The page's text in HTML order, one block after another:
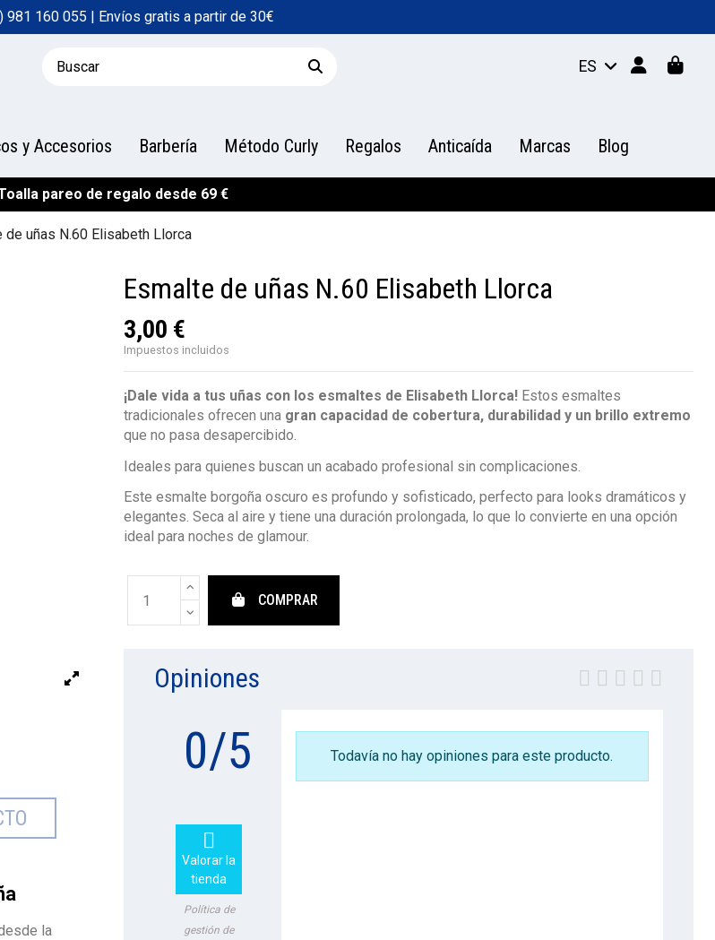
981 160 055 | Envíos gratis a partir de 30€
ES
y Accesorios Barbería Método Curly Regalos Anticaída Marcas Blog
pareo de regalo desde 69 €
de uñas N.60 Elisabeth Llorca
la
Esmalte de uñas N.60 Elisabeth Llorca
3,00 €
Impuestos incluidos
¡Dale vida a tus uñas con los esmaltes de Elisabeth Llorca! Estos esmaltes
tradicionales ofrecen una gran capacidad de cobertura, durabilidad y un brillo extremo
que no pasa desapercibido.
Ideales para quienes buscan un acabado profesional sin complicaciones.
Este esmalte borgoña oscuro es profundo y sofisticado, perfecto para looks dramáticos y
elegantes. Seca al aire y tiene una duración prolongada, lo que lo convierte en una opción
ideal para noches de glamour.
COMPRAR
Opiniones
0/5

Valorar la
tienda
Política de
gestión de
Todavía no hay opiniones para este producto.